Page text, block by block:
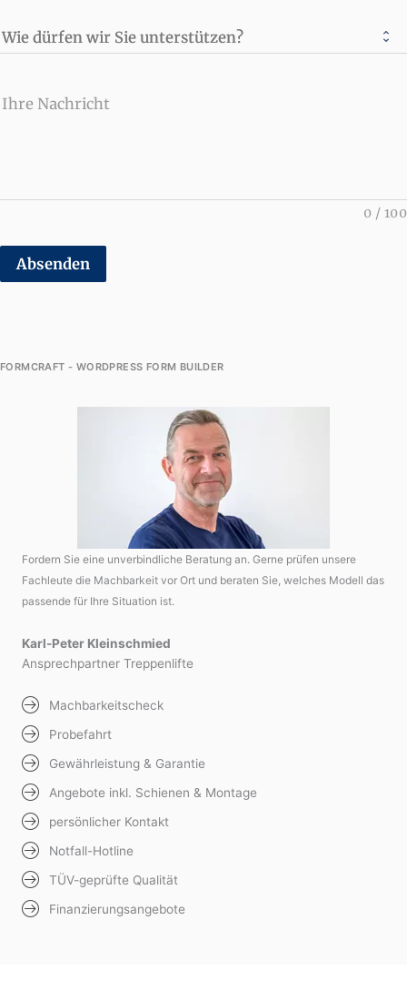
Wie dürfen wir Sie unterstützen?
Ihre Nachricht
0 / 100
Absenden
FORMCRAFT - WORDPRESS FORM BUILDER
Fordern Sie eine unverbindliche Beratung an. Gerne prüfen unsere
Fachleute die Machbarkeit vor Ort und beraten Sie, welches Modell das
passende für Ihre Situation ist.
Karl-Peter Kleinschmied
Ansprechpartner Treppenlifte
Machbarkeitscheck
Probefahrt
Gewährleistung & Garantie
Angebote inkl. Schienen & Montage
persönlicher Kontakt
Notfall-Hotline
TÜV-geprüfte Qualität
Finanzierungsangebote